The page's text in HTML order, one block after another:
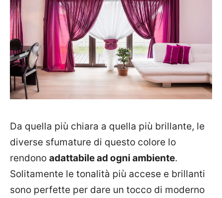
Da quella più chiara a quella più brillante, le
diverse sfumature di questo colore lo
rendono adattabile ad ogni ambiente.
Solitamente le tonalità più accese e brillanti
sono perfette per dare un tocco di moderno